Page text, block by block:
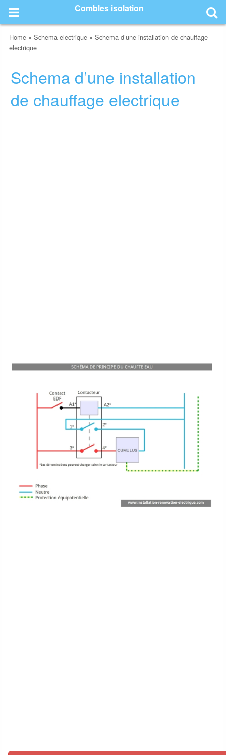
content
Combles isolation
Home »Schema electrique »Schema d’une installation de chauffage
electrique
Schema d’une installation
de chauffage electrique